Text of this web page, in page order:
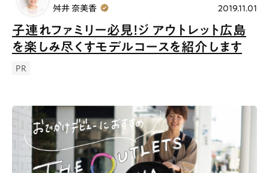
子連れファミリー必見！ジ アウトレット広島
を楽しみ尽くすモデルコースを紹介します
PR
舛井 奈美香 2019.11.01